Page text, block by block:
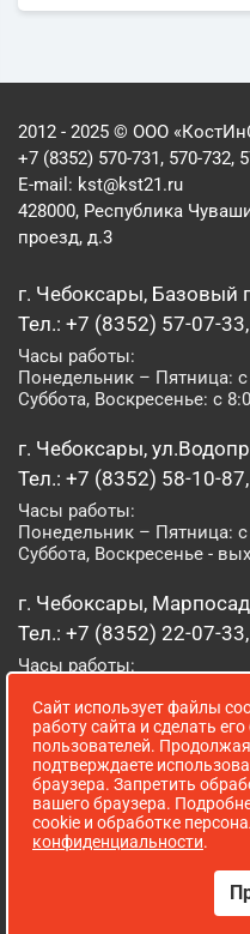
2012 - 2025 © ООО
+7 (8352) 570-731, 570-732,
E-mail: kst@kst21.ru
428000, Республика
проезд, д.3
г. Чебоксары, Базовый
Тел.: +7 (8352) 57-07-
Часы работы:
Понедельник – Пятница: с
Суббота, Воскресенье: с
г. Чебоксары,
Тел.: +7 (8352) 58-10-
Часы работы:
Понедельник – Пятница: с
Суббота, Воскресенье -
г. Чебоксары,
Тел.: +7 (8352) 22-07-
Часы работы:
Суббота, Воскресенье: с
г. Йошкар-Ола, ул.
Тел.: (8362) 41-07-31
Часы работы:
Понедельник – Пятница: с
Сайт использует файлы
работу сайта и сделать
пользователей.
подтверждаете
браузера. Запретить
вашего браузера.
cookie и обработке
конфиденциальности.